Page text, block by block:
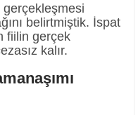
belirtmiştik. İspat
fiilin gerçek
kalır.